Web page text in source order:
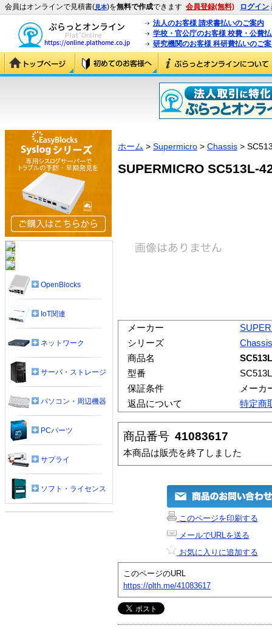
会員はオンラインで見積書(見本)を無料で作成できます 会員登録(無料) ログイン
法人のお客様 請求書払いのご案内
学校・官公庁のお客様 校費・公費
研究機関のお客様 科研費払いのご
ホーム > Supermicro > Chassis >
SUPERMICRO SC513L-
メーカー
シリーズ
Chassis
商品名
型番
保証条件
メーカ
返品について
特定商
商品番号 41083617
本商品は販売を終了しました
このページを印刷する
メールでURLを送る
お気に入りに追加する
このページのURL
https://plth.me/41083617
OpenBlocks
IoT関連
ネットワーク
サーバ・ストレージ
パソコン・周辺機器
PCパーツ
サプライ
ソフト・ライセンス